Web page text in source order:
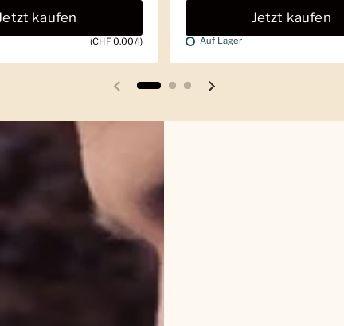
kaufen
(CHF 0.00/l)
Jetzt kaufen
Auf Lager
Vorherige Folie Nächste Folie